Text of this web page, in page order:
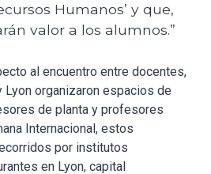
Humanos’ y que,
valor a los alumnos.”
al encuentro entre docentes,
Lyon organizaron espacios de
de planta y profesores
Internacional, estos
por institutos
en Lyon, capital